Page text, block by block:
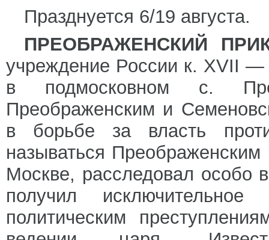
Празднуется 6/19 августа.
ПРЕОБРАЖЕНСКИЙ
учреждение России к. XVII
в подмосковном с.
Преображенским и
в борьбе за власть
называться
Москве, расследовал
получил
политическим